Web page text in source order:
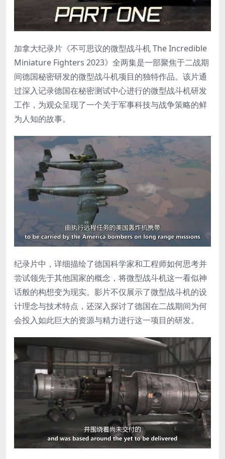
加拿大纪录片《不可思议的微型战斗机 The Incredible
Miniature Fighters 2023》全两集是一部聚焦于二战期
间德国秘密研发的微型战斗机项目的独特作品。该片通
过深入记录德国在秘密测试中心进行的微型战斗机研发
工作，为观众呈现了一个关于军事科技与战争策略的鲜
为人知的故事。
纪录片中，详细描绘了德国科学家和工程师如何思考并
尝试领先于其他国家的概念，将微型战斗机这一看似神
话般的构想变为现实。影片不仅展示了微型战斗机的设
计理念与技术特点，还深入探讨了德国在二战期间为何
会投入如此巨大的资源与精力进行这一项目的研发。